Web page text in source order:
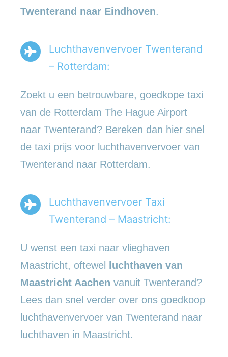
Twenterand naar Eindhoven.
Luchthavenvervoer Twenterand
– Rotterdam:
Zoekt u een betrouwbare, goedkope taxi
van de Rotterdam The Hague Airport
naar Twenterand? Bereken dan hier snel
de taxi prijs voor luchthavenvervoer van
Twenterand naar Rotterdam.
Luchthavenvervoer Taxi
Twenterand – Maastricht:
U wenst een taxi naar vlieghaven
Maastricht, oftewel
luchthaven van
Maastricht Aachen vanuit Twenterand?
Lees dan snel verder over ons goedkoop
luchthavenvervoer van Twenterand naar
luchthaven in Maastricht.